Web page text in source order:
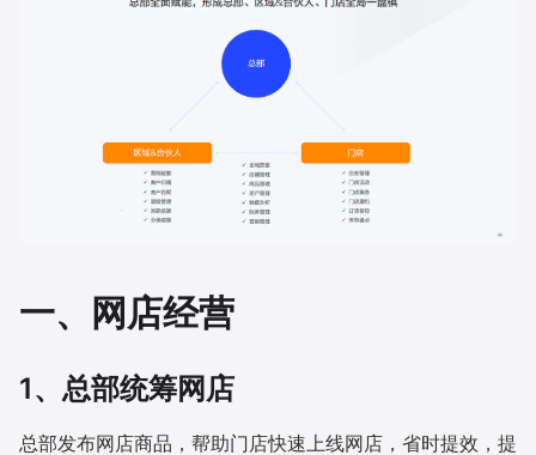
一、网店经营
1、总部统筹网店
总部发布网店商品，帮助门店快速上线网店，省时提效，提